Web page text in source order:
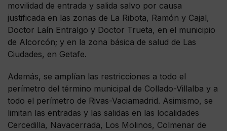
movilidad de entrada y salida salvo por causa
justificada en las zonas de La Ribota, Ramón y Cajal,
Doctor Laín Entralgo y Doctor Trueta, en el municipio
de Alcorcón; y en la zona básica de salud de Las
Ciudades, en Getafe.
Además, se amplían las restricciones a todo el
perímetro del término municipal de Collado-Villalba y a
todo el perímetro de Rivas-Vaciamadrid. Asimismo, se
limitan las entradas y las salidas en las localidades
Cercedilla, Navacerrada, Los Molinos, Colmenar de